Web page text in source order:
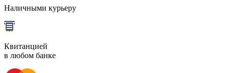
Наличными курьеру
Квитанцией
в любом банке